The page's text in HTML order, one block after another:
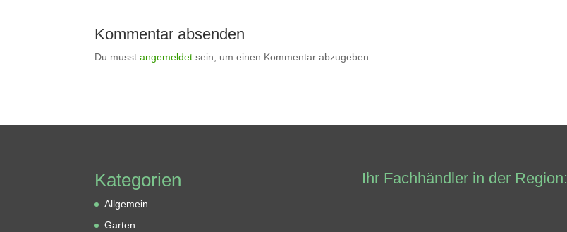
Kommentar absenden
Du musstangemeldet sein, um einen Kommentar abzugeben.
Kategorien
Allgemein
Garten
Ihr Fachhändler in der Region: